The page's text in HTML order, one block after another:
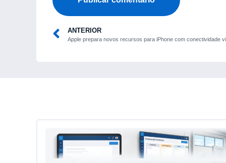
ANTERIOR